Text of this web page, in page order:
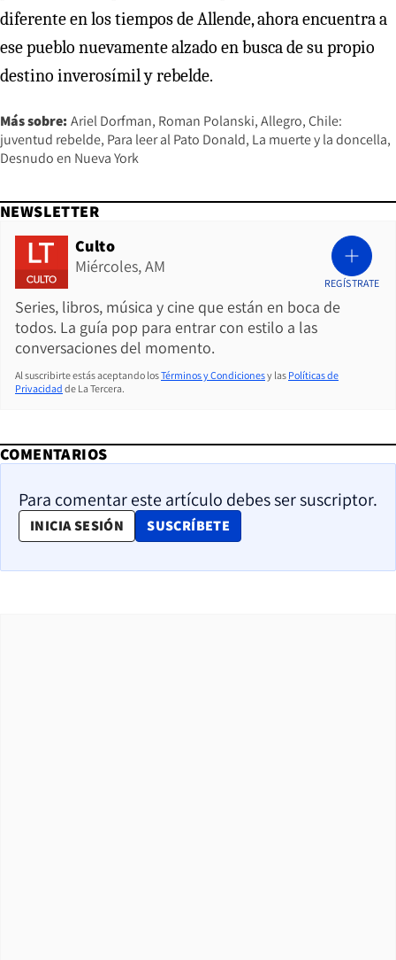
diferente en los tiempos de Allende, ahora encuentra a
ese pueblo nuevamente alzado en busca de su propio
destino inverosímil y rebelde.
Más sobre: Ariel Dorfman Roman Polanski Allegro Chile:
juventud rebelde Para leer al Pato Donald La muerte y la doncella
Desnudo en Nueva York
NEWSLETTER
Culto
Miércoles, AM
Series, libros, música y cine que están en boca de
todos. La guía pop para entrar con estilo a las
conversaciones del momento.
REGÍSTRATE
Al suscribirte estás aceptando losTérminos y Condicionesy las Políticas de
Privacidad de La Tercera.
COMENTARIOS
Para comentar este artículo debes ser suscriptor.
INICIA SESIÓN SUSCRÍBETE
OPENS IN NEW WINDOW